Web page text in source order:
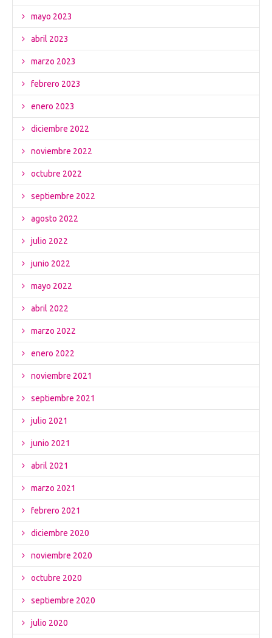
mayo 2023
abril 2023
marzo 2023
febrero 2023
enero 2023
diciembre 2022
noviembre 2022
octubre 2022
septiembre 2022
agosto 2022
julio 2022
junio 2022
mayo 2022
abril 2022
marzo 2022
enero 2022
noviembre 2021
septiembre 2021
julio 2021
junio 2021
abril 2021
marzo 2021
febrero 2021
diciembre 2020
noviembre 2020
octubre 2020
septiembre 2020
julio 2020